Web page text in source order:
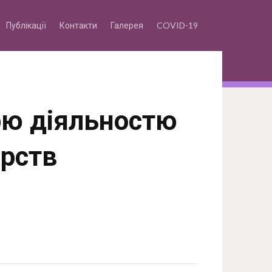
Публікації Контакти Галерея COVID-19
діяльностю